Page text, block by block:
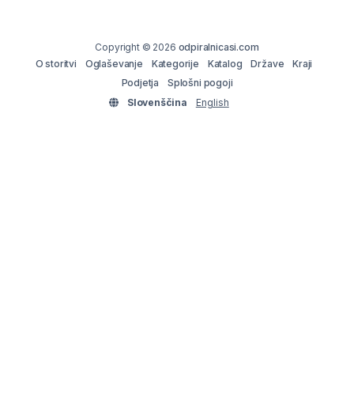
Copyright © 2026 odpiralnicasi.com
O storitvi
Oglaševanje Kategorije Katalog Države
Kraji
Podjetja
Splošni pogoji
Slovenščina
English